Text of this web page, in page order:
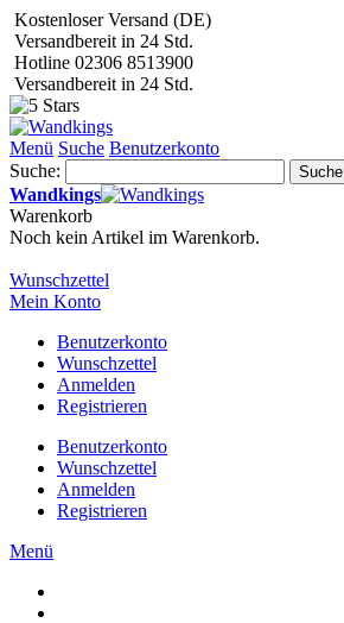
Kostenloser Versand (DE)
Versandbereit in 24 Std.
Hotline 02306 8513900
Versandbereit in 24 Std.
Menü Suche Benutzerkonto
Suche:
Suche
Wandkings
Warenkorb
Noch kein Artikel im Warenkorb.
Wunschzettel
Mein Konto
Benutzerkonto
Wunschzettel
Anmelden
Registrieren
Benutzerkonto
Wunschzettel
Anmelden
Registrieren
Menü